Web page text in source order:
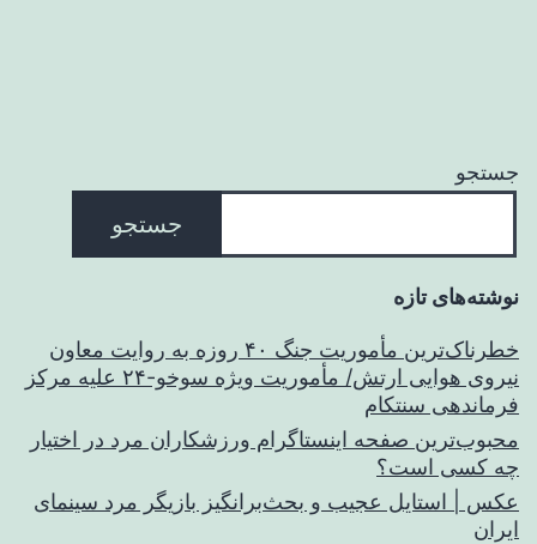
جستجو
جستجو
نوشته‌های تازه
خطرناک‌ترین مأموریت جنگ ۴۰ روزه به روایت معاون
نیروی هوایی ارتش/ مأموریت ویژه سوخو-۲۴ علیه مرکز
فرماندهی سنتکام
محبوب‌ترین صفحه اینستاگرام ورزشکاران مرد در اختیار
چه کسی است؟
عکس | استایل عجیب و بحث‌برانگیز بازیگر مرد سینمای
ایران